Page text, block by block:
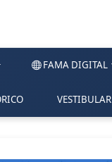
FAMA DIGITAL
VESTIBULAR